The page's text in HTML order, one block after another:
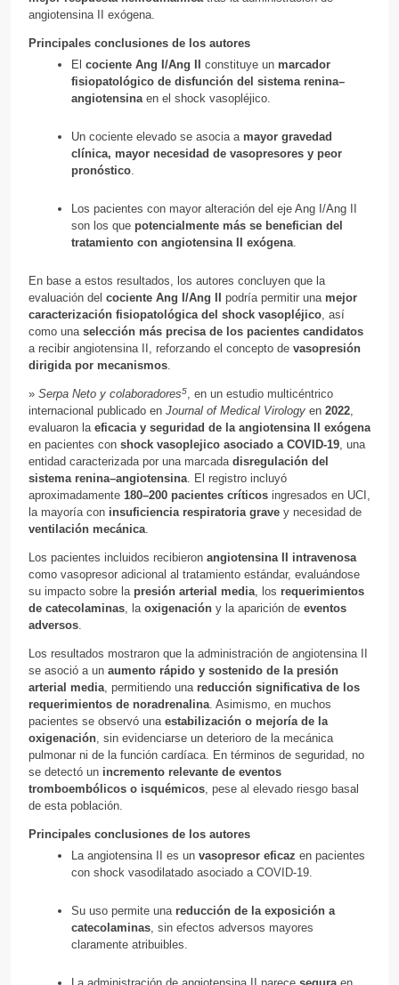
angiotensina II exógena.
Principales conclusiones de los autores
El cociente Ang I/Ang II constituye un marcador
fisiopatológico de disfunción del sistema renina–
angiotensinaen el shock vasopléjico.
Un cociente elevado se asocia a mayor gravedad
clínica, mayor necesidad de vasopresores y peor
pronóstico.
Los pacientes con mayor alteración del eje Ang I/Ang II
son los que potencialmente más se benefician del
tratamiento con angiotensina II exógena.
En base a estos resultados, los autores concluyen que la
evaluación del cociente Ang I/Ang II podría permitir una mejor
caracterización fisiopatológica del shock vasopléjico, así
como una selección más precisa de los pacientes candidatos
a recibir angiotensina II, reforzando el concepto de vasopresión
dirigida por mecanismos.
» Serpa Neto y colaboradores5, en un estudio multicéntrico
internacional publicado en Journal of Medical Virology en 2022,
evaluaron la eficacia y seguridad de la angiotensina II exógena
en pacientes con shock vasoplejico asociado a COVID-19, una
entidad caracterizada por una marcada disregulación del
sistema renina–angiotensina. El registro incluyó
aproximadamente 180–200 pacientes críticos ingresados en UCI,
la mayoría con insuficiencia respiratoria grave y necesidad de
ventilación mecánica.
Los pacientes incluidos recibieron angiotensina II intravenosa
como vasopresor adicional al tratamiento estándar, evaluándose
su impacto sobre la presión arterial media, los requerimientos
de catecolaminas, la oxigenación y la aparición de eventos
adversos.
Los resultados mostraron que la administración de angiotensina II
se asoció a un aumento rápido y sostenido de la presión
arterial media, permitiendo una reducción significativa de los
requerimientos de noradrenalina. Asimismo, en muchos
pacientes se observó una estabilización o mejoría de la
oxigenación, sin evidenciarse un deterioro de la mecánica
pulmonar ni de la función cardíaca. En términos de seguridad, no
se detectó un incremento relevante de eventos
tromboembólicos o isquémicos, pese al elevado riesgo basal
de esta población.
Principales conclusiones de los autores
La angiotensina II es un vasopresor eficaz en pacientes
con shock vasodilatado asociado a COVID-19.
Su uso permite una reducción de la exposición a
catecolaminas, sin efectos adversos mayores
claramente atribuibles.